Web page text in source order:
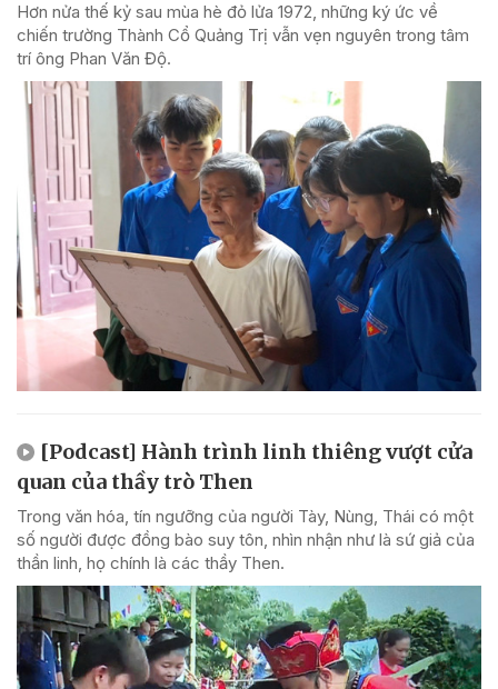
Hơn nửa thế kỷ sau mùa hè đỏ lửa 1972, những ký ức về
chiến trường Thành Cổ Quảng Trị vẫn vẹn nguyên trong tâm
trí ông Phan Văn Độ.
[Podcast] Hành trình linh thiêng vượt cửa
quan của thầy trò Then
Trong văn hóa, tín ngưỡng của người Tày, Nùng, Thái có một
số người được đồng bào suy tôn, nhìn nhận như là sứ giả của
thần linh, họ chính là các thầy Then.